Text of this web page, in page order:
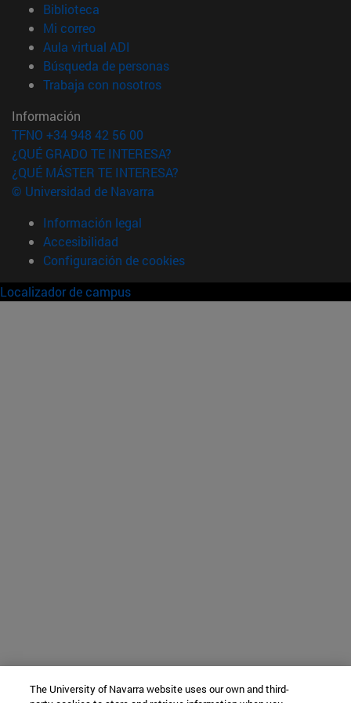
Biblioteca
Mi correo(abre en nueva ventana)
Aula virtual ADI
Búsqueda de personas(abre en nueva ventana)
Trabaja con nosotros(abre en nueva ventana)
Información
TFNO +34 948 42 56 00
¿QUÉ GRADO TE INTERESA?
¿QUÉ MÁSTER TE INTERESA?
© Universidad de Navarra
Información legal
Accesibilidad
Configuración de cookies
Localizador de campus
The University of Navarra website uses our own and third-